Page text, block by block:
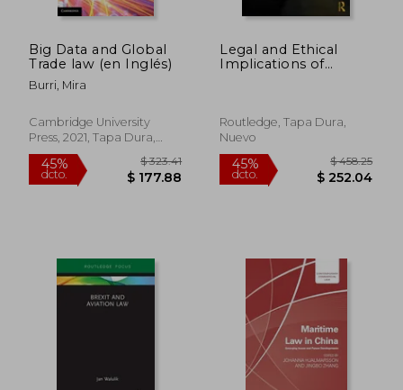
Big Data and Global
Trade law (en Inglés)
Burri, Mira
Cambridge University
Press, 2021, Tapa Dura,
Nuevo
Legal and Ethical
Implications of
Routledge, Tapa Dura,
Nuevo